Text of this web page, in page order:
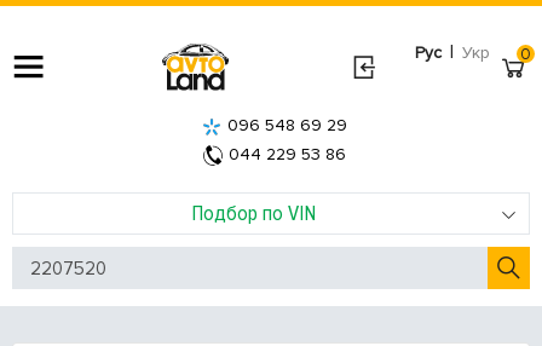
Рус | Укр
Подбор по VIN
096 548 69 29
044 229 53 86
0